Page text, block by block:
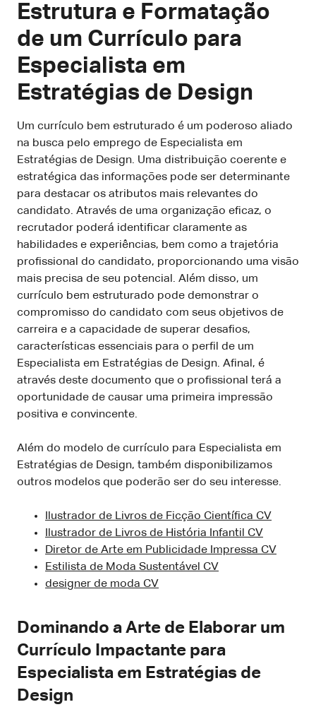
Estrutura e Formatação
de um Currículo para
Especialista em
Estratégias de Design
Um currículo bem estruturado é um poderoso aliado
na busca pelo emprego de Especialista em
Estratégias de Design. Uma distribuição coerente e
estratégica das informações pode ser determinante
para destacar os atributos mais relevantes do
candidato. Através de uma organização eficaz, o
recrutador poderá identificar claramente as
habilidades e experiências, bem como a trajetória
profissional do candidato, proporcionando uma visão
mais precisa de seu potencial. Além disso, um
currículo bem estruturado pode demonstrar o
compromisso do candidato com seus objetivos de
carreira e a capacidade de superar desafios,
características essenciais para o perfil de um
Especialista em Estratégias de Design. Afinal, é
através deste documento que o profissional terá a
oportunidade de causar uma primeira impressão
positiva e convincente.
Além do modelo de currículo para Especialista em
Estratégias de Design, também disponibilizamos
outros modelos que poderão ser do seu interesse.
Ilustrador de Livros de Ficção Científica CV
Ilustrador de Livros de História Infantil CV
Diretor de Arte em Publicidade Impressa CV
Estilista de Moda Sustentável CV
designer de moda CV
Dominando a Arte de Elaborar um
Currículo Impactante para
Especialista em Estratégias de
Design